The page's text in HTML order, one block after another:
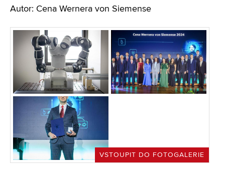
Autor: Cena Wernera von Siemense
VSTOUPIT DO FOTOGALERIE